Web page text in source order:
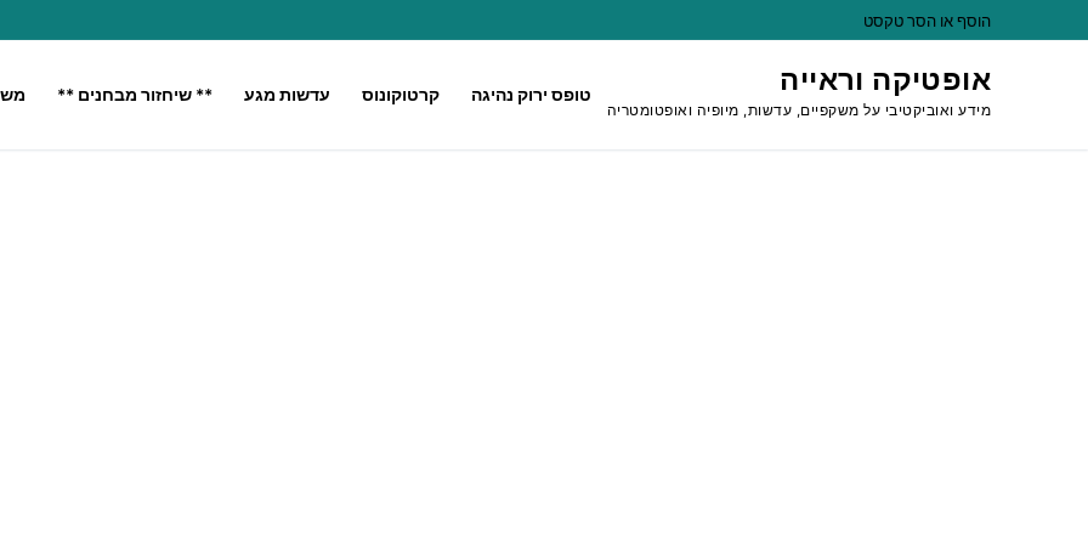
לתוכן
הוסף או הסר טקסט
אופטיקה וראייה
מידע ואוביקטיבי על משקפיים, עדשות, מיופיה ואופטומטריה
** שיחזור מבחנים ** עדשות מגע קרטוקונוס טופס ירוק נהיגה